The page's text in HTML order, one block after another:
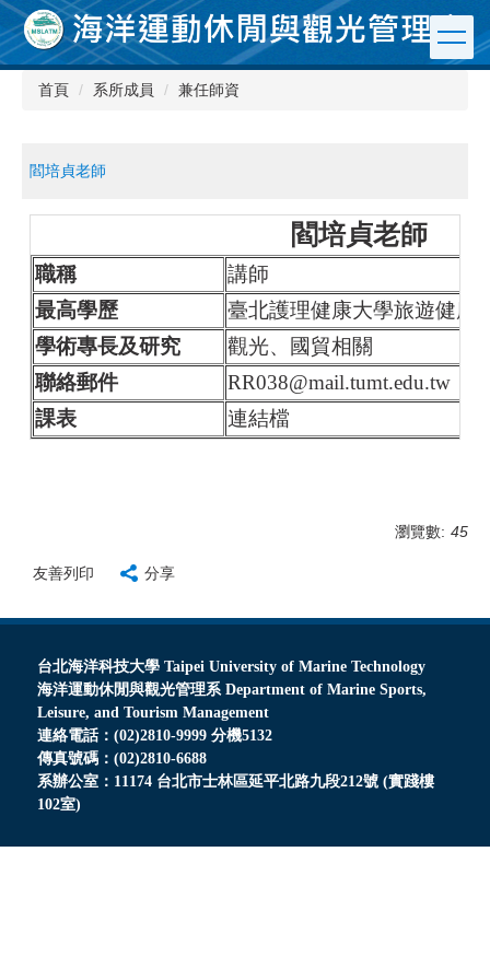
跳
到
主
首頁 系所成員 兼任師資
閻培貞老師
閻培貞老師
職稱
講師
最高學歷
臺北護理健康大學旅遊健康
學術專長及研究
觀光、國貿相關
聯絡郵件
RR038@mail.tumt.edu.tw
課表
連結檔
瀏覽數: 45
友善列印 分享
台北海洋科技大學 Taipei University of Marine Technology
海洋運動休閒與觀光管理系 Department of Marine Sports,
Leisure, and Tourism Management
連絡電話：(02)2810-9999 分機5132
傳真號碼：(02)2810-6688
系辦公室：11174 台北市士林區延平北路九段212號 (實踐樓
102室)